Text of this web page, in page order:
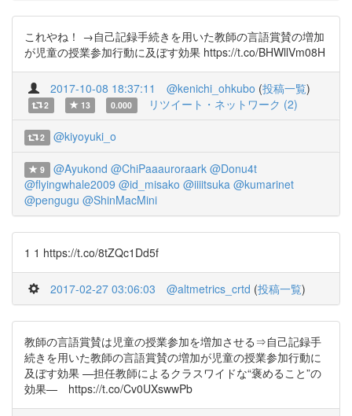
これやね！ →自己記録手続きを用いた教師の言語賞賛の増加
が児童の授業参加行動に及ぼす効果 https://t.co/BHWllVm08H
2017-10-08 18:37:11 @kenichi_ohkubo (投稿一覧)
2 13 0.000 リツイート・ネットワーク (2)
2 @kiyoyuki_o
9 @Ayukond @ChiPaaauroraark @Donu4t
@flyingwhale2009 @id_misako @iiiitsuka @kumarinet
@pengugu @ShinMacMini
1 1 https://t.co/8tZQc1Dd5f
2017-02-27 03:06:03 @altmetrics_crtd (投稿一覧)
教師の言語賞賛は児童の授業参加を増加させる⇒自己記録手
続きを用いた教師の言語賞賛の増加が児童の授業参加行動に
及ぼす効果 —担任教師によるクラスワイドな“褒めること”の
効果— https://t.co/Cv0UXswwPb